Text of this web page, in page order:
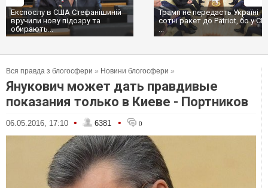
Експослу в США Стефанішиній
вручили нову підозру та
обирають...
Трамп не передасть Україні
сотні ракет до Patriot, бо у
...
Вся правда з блогосфери » Новини блогосфери »
Янукович может дать правдивые
показания только в Киеве - Портников
06.05.2016, 17:10 • 6381 • 0